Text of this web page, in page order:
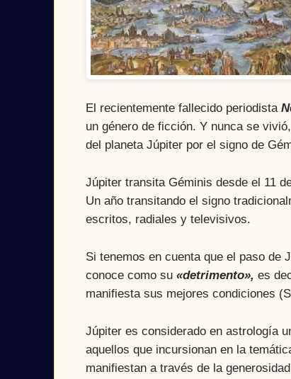
El recientemente fallecido periodista
un género de ficción. Y nunca se
del planeta Júpiter por el signo de
Júpiter transita Géminis desde el 11
Un año transitando el signo
escritos, radiales y televisivos.
Si tenemos en cuenta que el paso de
conoce como su «detrimento», es
manifiesta sus mejores condiciones
Júpiter es considerado en astrología
aquellos que incursionan en la
manifiestan a través de la